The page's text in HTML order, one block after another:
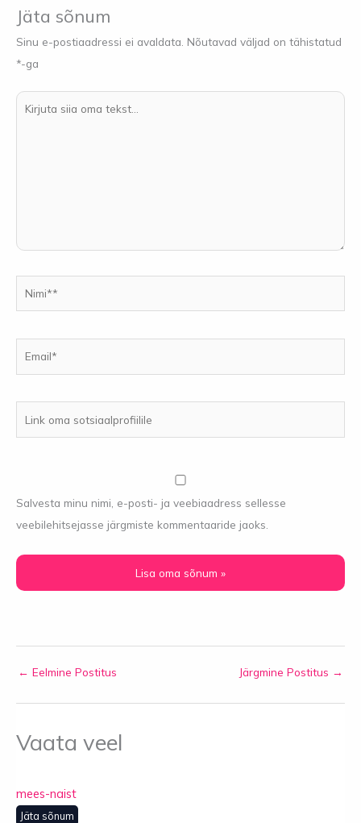
Jäta sõnum
Sinu e-postiaadressi ei avaldata. Nõutavad väljad on tähistatud
*-ga
Kirjuta
siia
oma
Salvesta minu nimi, e-posti- ja veebiaadress sellesse
veebilehitsejasse järgmiste kommentaaride jaoks.
← Eelmine Postitus Järgmine Postitus →
Vaata veel
mees-naist
Jäta sõnum